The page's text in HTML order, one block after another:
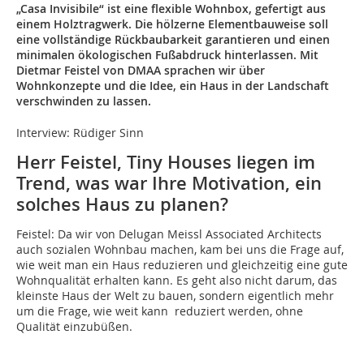
„Casa Invisibile“ ist eine flexible Wohnbox, gefertigt aus
einem Holztragwerk. Die hölzerne Elementbauweise soll
eine vollständige Rückbaubarkeit garantieren und einen
minimalen ökologischen Fußabdruck hinterlassen. Mit
Dietmar Feistel von DMAA sprachen wir über
Wohnkonzepte und die Idee, ein Haus in der Landschaft
verschwinden zu lassen.
Interview: Rüdiger Sinn
Herr Feistel, Tiny Houses liegen im
Trend, was war Ihre Motivation, ein
solches Haus zu planen?
Feistel: Da wir von Delugan Meissl Associated Architects
auch sozialen Wohnbau machen, kam bei uns die Frage auf,
wie weit man ein Haus reduzieren und gleichzeitig eine gute
Wohnqualität erhalten kann. Es geht also nicht darum, das
kleinste Haus der Welt zu bauen, sondern eigentlich mehr
um die Frage, wie weit kann reduziert werden, ohne
Qualität einzubüßen.